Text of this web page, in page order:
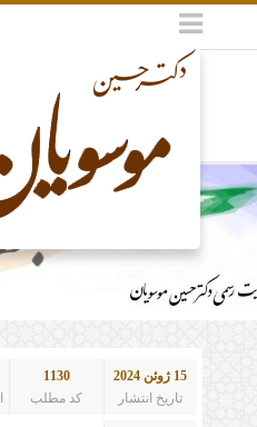
خانه
آخرین
مقالات
مصاحبه‌ها
تـویـیـت‌ها
چند
جبهه
علمی
دربـاره
15 ژوئن 2024
تاریخ انتشار
1130
کد مطلب